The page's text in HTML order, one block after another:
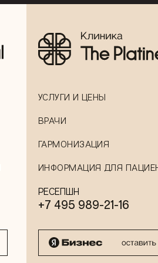
УСЛУГИ И ЦЕНЫ
ВРАЧИ
ГАРМОНИЗАЦИЯ
ИНФОРМАЦИЯ ДЛЯ
РЕСЕПШН
+7 495 989-21-16